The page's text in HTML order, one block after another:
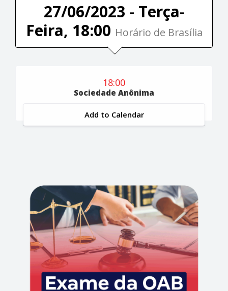
27/06/2023 - Terça-
Feira, 18:00 Horário de Brasília
18:00
Sociedade Anônima
Add to Calendar